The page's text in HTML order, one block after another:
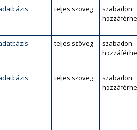
teljes szöveg
szabadon
teljes szöveg
szabadon
teljes szöveg
szabadon